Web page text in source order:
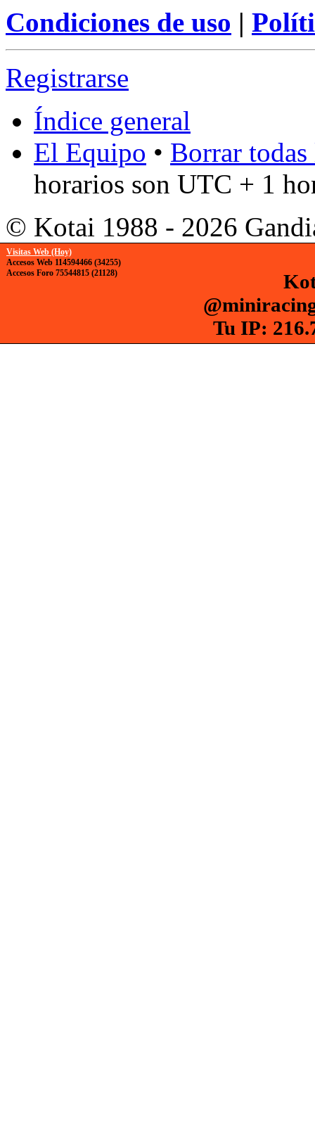
Condiciones de uso |
Registrarse
Índice general
El Equipo • Borrar
horarios son UTC + 1
© Kotai 1988 - 2026
Visitas Web (Hoy)
Accesos Web 114594466 (34255)
Accesos Foro 75544815 (21128)
Tu IP: